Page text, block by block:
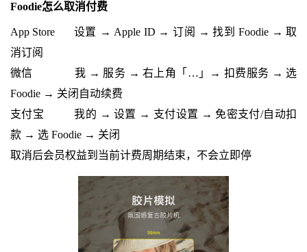
Foodie怎么取消付费
App Store 设置 → Apple ID → 订阅 → 找到 Foodie → 取
消订阅
微信 我 → 服务 → 右上角「…」→ 扣费服务 → 选
Foodie → 关闭自动续费
支付宝 我的 → 设置 → 支付设置 → 免密支付/自动扣
款 → 选 Foodie → 关闭
取消后会员权益到当前计费周期结束，不会立即停